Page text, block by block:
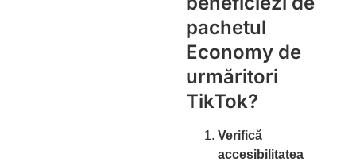
pachetul
Economy de
urmăritori
TikTok?
Verifică
accesibilitatea